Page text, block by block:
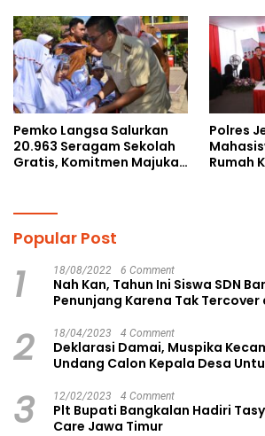
Pemko Langsa Salurkan
20.963 Seragam Sekolah
Gratis, Komitmen Majukan
Polres
Rumah
Popular Post
1 18/08/2022 6 Comment
Nah Kan, Tahun Ini Siswa SDN
Penunjang Karena Tak Tercover
2 18/04/2023 4 Comment
Deklarasi Damai, Muspika
Undang Calon Kepala Desa
3 12/02/2023 4 Comment
Plt Bupati Bangkalan Hadiri
Care Jawa Timur